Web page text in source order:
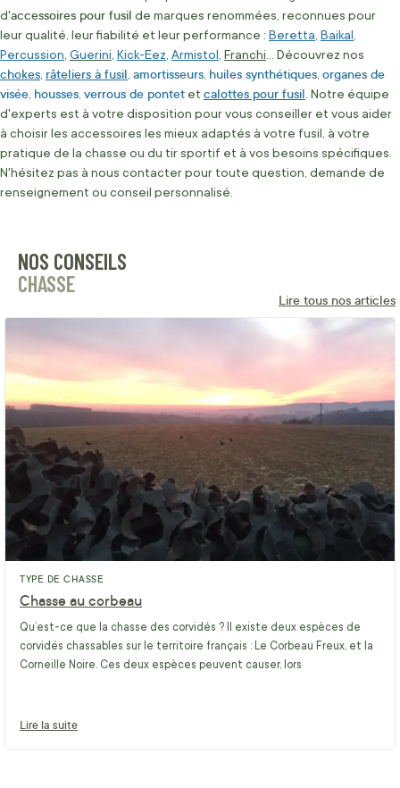
d'accessoires pour fusil de marques renommées, reconnues pour
leur qualité, leur fiabilité et leur performance : Beretta Baikal
Percussion Guerini Kick-Eez Armistol Franchi ... Découvrez nos
chokes râteliers à fusil amortisseurs huiles synthétiques organes de
visée housses verrous de pontet et calottes pour fusil . Notre équipe
d'experts est à votre disposition pour vous conseiller et vous aider
à choisir les accessoires les mieux adaptés à votre fusil, à votre
pratique de la chasse ou du tir sportif et à vos besoins spécifiques.
N'hésitez pas à nous contacter pour toute question, demande de
renseignement ou conseil personnalisé.
NOS CONSEILS
CHASSE
Lire tous nos articles
TYPE DE CHASSE
Chasse au corbeau
Qu’est-ce que la chasse des corvidés ? Il existe deux espèces de
corvidés chassables sur le territoire français : Le Corbeau Freux, et la
Corneille Noire. Ces deux espèces peuvent causer, lors
Lire la suite